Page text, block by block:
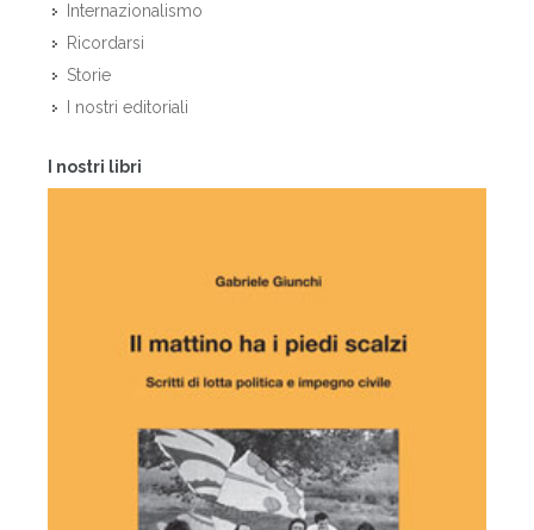
Internazionalismo
Ricordarsi
Storie
I nostri editoriali
I nostri libri